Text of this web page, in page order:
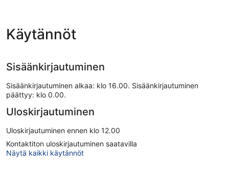
Käytännöt
Sisäänkirjautuminen
Sisäänkirjautuminen alkaa: klo 16.00. Sisäänkirjautuminen
päättyy: klo 0.00.
Uloskirjautuminen
Uloskirjautuminen ennen klo 12.00
Kontaktiton uloskirjautuminen saatavilla
Näytä kaikki käytännöt